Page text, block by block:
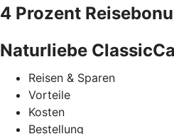
4 Prozent
Naturliebe
Reisen & Sparen
Vorteile
Kosten
Bestellung